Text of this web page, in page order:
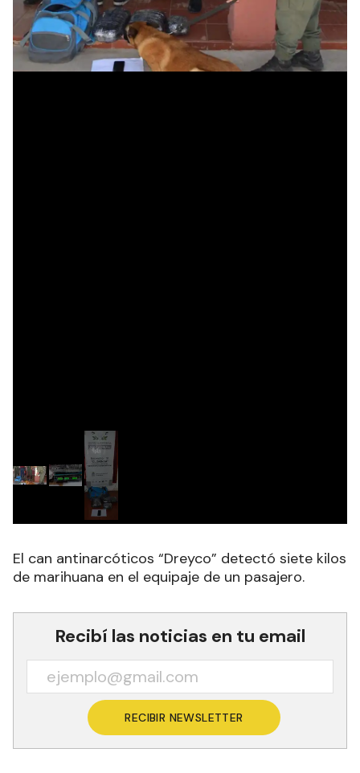
El can antinarcóticos “Dreyco” detectó siete kilos
de marihuana en el equipaje de un pasajero.
Recibí las noticias en tu email
RECIBIR NEWSLETTER